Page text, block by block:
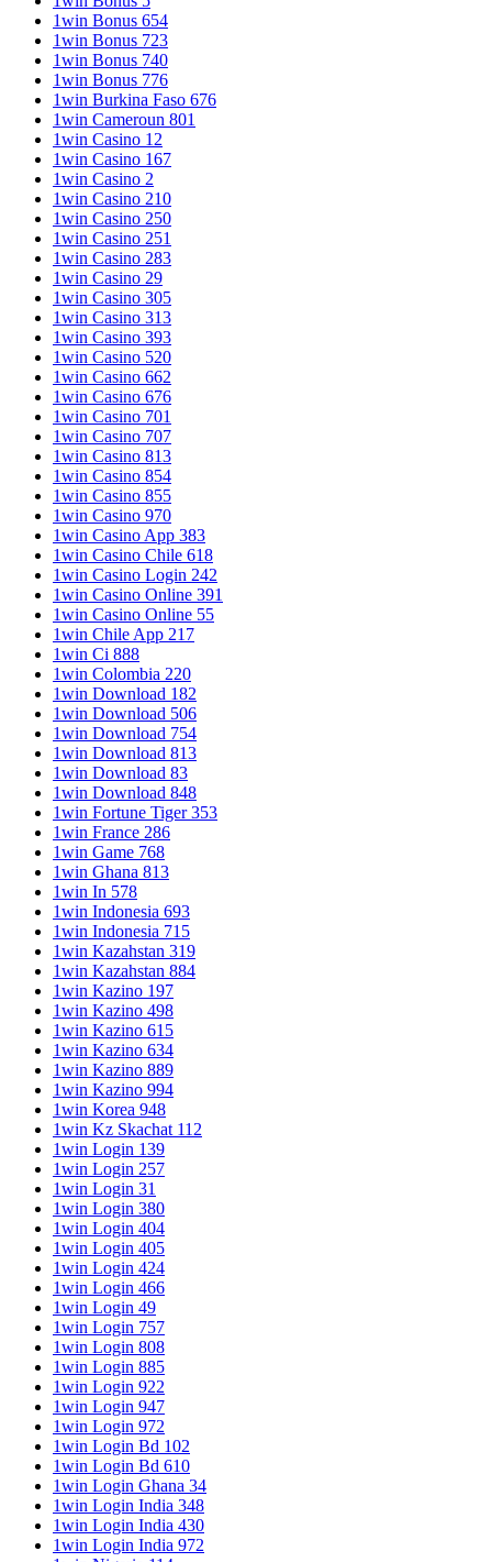
1win Bonus 654
1win Bonus 723
1win Bonus 740
1win Bonus 776
1win Burkina Faso 676
1win Cameroun 801
1win Casino 12
1win Casino 167
1win Casino 2
1win Casino 210
1win Casino 250
1win Casino 251
1win Casino 283
1win Casino 29
1win Casino 305
1win Casino 313
1win Casino 393
1win Casino 520
1win Casino 662
1win Casino 676
1win Casino 701
1win Casino 707
1win Casino 813
1win Casino 854
1win Casino 855
1win Casino 970
1win Casino App 383
1win Casino Chile 618
1win Casino Login 242
1win Casino Online 391
1win Casino Online 55
1win Chile App 217
1win Ci 888
1win Colombia 220
1win Download 182
1win Download 506
1win Download 754
1win Download 813
1win Download 83
1win Download 848
1win Fortune Tiger 353
1win France 286
1win Game 768
1win Ghana 813
1win In 578
1win Indonesia 693
1win Indonesia 715
1win Kazahstan 319
1win Kazahstan 884
1win Kazino 197
1win Kazino 498
1win Kazino 615
1win Kazino 634
1win Kazino 889
1win Kazino 994
1win Korea 948
1win Kz Skachat 112
1win Login 139
1win Login 257
1win Login 31
1win Login 380
1win Login 404
1win Login 405
1win Login 424
1win Login 466
1win Login 49
1win Login 757
1win Login 808
1win Login 885
1win Login 922
1win Login 947
1win Login 972
1win Login Bd 102
1win Login Bd 610
1win Login Ghana 34
1win Login India 348
1win Login India 430
1win Login India 972